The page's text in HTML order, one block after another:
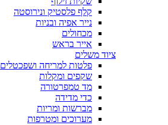
קלף פלסטיק ונירוסטה
נייר אפיה ובניות
מכחולים
אייר בראש
ציוד משלים
פלטות למריחה ושפכטלים
שקפים ומקלות
מד טמפרטורה
כדי מדידה
מברשות ומריות
מערוכים ומטרפות